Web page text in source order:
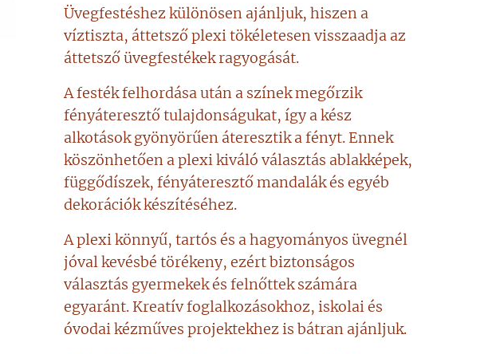
Üvegfestéshez különösen ajánljuk, hiszen a
víztiszta, áttetsző plexi tökéletesen visszaadja az
áttetsző üvegfestékek ragyogását.
A festék felhordása után a színek megőrzik
fényáteresztő tulajdonságukat, így a kész
alkotások gyönyörűen áteresztik a fényt. Ennek
köszönhetően a plexi kiváló választás ablakképek,
függődíszek, fényáteresztő mandalák és egyéb
dekorációk készítéséhez.
A plexi könnyű, tartós és a hagyományos üvegnél
jóval kevésbé törékeny, ezért biztonságos
választás gyermekek és felnőttek számára
egyaránt. Kreatív foglalkozásokhoz, iskolai és
óvodai kézműves projektekhez is bátran ajánljuk.